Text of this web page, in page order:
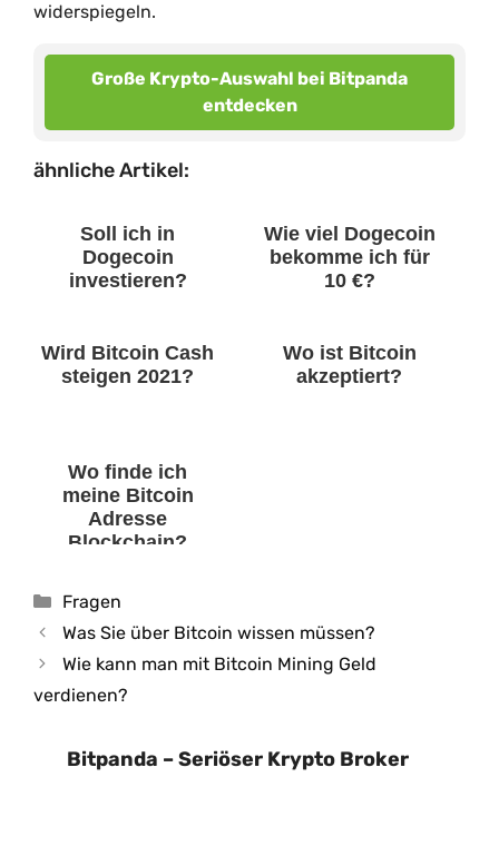
widerspiegeln.
Große Krypto-Auswahl bei Bitpanda
entdecken
ähnliche Artikel:
Soll ich in
Dogecoin
investieren?
Wie viel Dogecoin
bekomme ich für
10 €?
Wird Bitcoin Cash
steigen 2021?
Wo ist Bitcoin
akzeptiert?
Wo finde ich
meine Bitcoin
Adresse
Blockchain?
Kategorien
Fragen
Was Sie über Bitcoin wissen müssen?
Wie kann man mit Bitcoin Mining Geld
verdienen?
Bitpanda – Seriöser Krypto Broker